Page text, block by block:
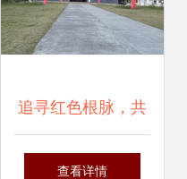
主题培训纪实
追寻红色根脉，共
筑国防梦想——走
查看详情